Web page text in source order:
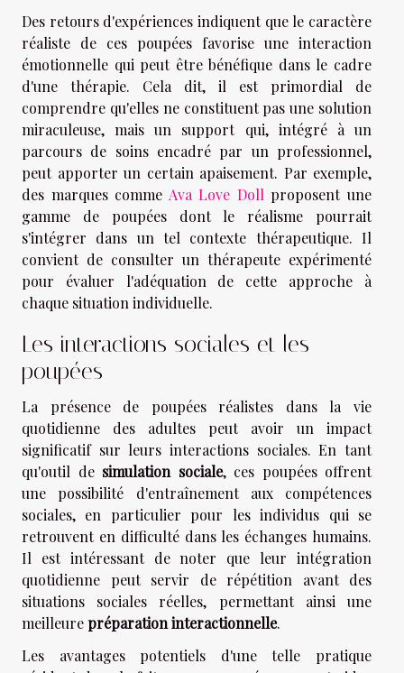
Des retours d'expériences indiquent que le caractère
réaliste de ces poupées favorise une interaction
émotionnelle qui peut être bénéfique dans le cadre
d'une thérapie. Cela dit, il est primordial de
comprendre qu'elles ne constituent pas une solution
miraculeuse, mais un support qui, intégré à un
parcours de soins encadré par un professionnel,
peut apporter un certain apaisement. Par exemple,
des marques comme Ava Love Dollproposent une
gamme de poupées dont le réalisme pourrait
s'intégrer dans un tel contexte thérapeutique. Il
convient de consulter un thérapeute expérimenté
pour évaluer l'adéquation de cette approche à
chaque situation individuelle.
Les interactions sociales et les
poupées
La présence de poupées réalistes dans la vie
quotidienne des adultes peut avoir un impact
significatif sur leurs interactions sociales. En tant
qu'outil de simulation sociale, ces poupées offrent
une possibilité d'entraînement aux compétences
sociales, en particulier pour les individus qui se
retrouvent en difficulté dans les échanges humains.
Il est intéressant de noter que leur intégration
quotidienne peut servir de répétition avant des
situations sociales réelles, permettant ainsi une
meilleurepréparation interactionnelle.
Les avantages potentiels d'une telle pratique